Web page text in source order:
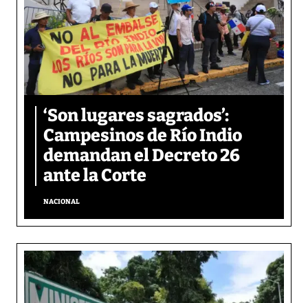
‘Son lugares sagrados’:
Campesinos de Río Indio
demandan el Decreto 26
ante la Corte
NACIONAL